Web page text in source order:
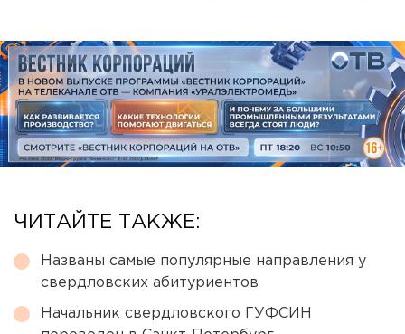
ЧИТАЙТЕ ТАКЖЕ:
Названы самые популярные направления у
свердловских абитуриентов
Начальник свердловского ГУФСИН